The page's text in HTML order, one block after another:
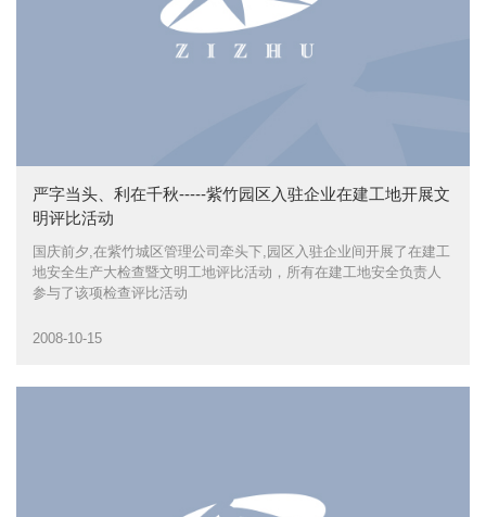
严字当头、利在千秋-----紫竹园区入驻企业在建工地开展文
明评比活动
国庆前夕,在紫竹城区管理公司牵头下,园区入驻企业间开展了在建工
地安全生产大检查暨文明工地评比活动，所有在建工地安全负责人
参与了该项检查评比活动
2008-10-15